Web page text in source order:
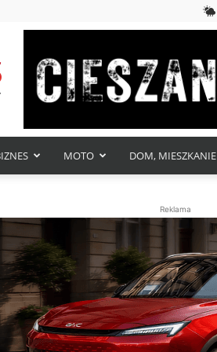
MOTO DOM, MIESZKANIE
Reklama